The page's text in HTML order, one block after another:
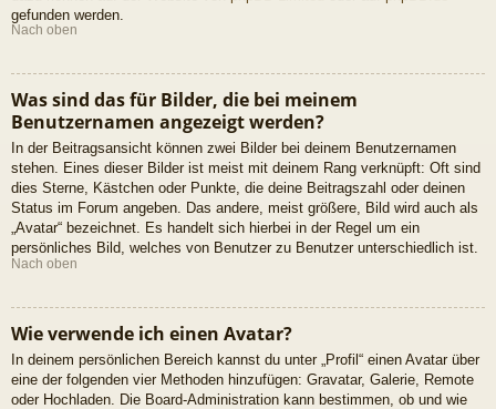
gefunden werden.
Nach oben
Was sind das für Bilder, die bei meinem
Benutzernamen angezeigt werden?
In der Beitragsansicht können zwei Bilder bei deinem Benutzernamen
stehen. Eines dieser Bilder ist meist mit deinem Rang verknüpft: Oft sind
dies Sterne, Kästchen oder Punkte, die deine Beitragszahl oder deinen
Status im Forum angeben. Das andere, meist größere, Bild wird auch als
„Avatar“ bezeichnet. Es handelt sich hierbei in der Regel um ein
persönliches Bild, welches von Benutzer zu Benutzer unterschiedlich ist.
Nach oben
Wie verwende ich einen Avatar?
In deinem persönlichen Bereich kannst du unter „Profil“ einen Avatar über
eine der folgenden vier Methoden hinzufügen: Gravatar, Galerie, Remote
oder Hochladen. Die Board-Administration kann bestimmen, ob und wie